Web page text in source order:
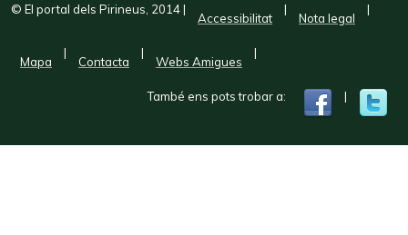
© El portal dels Pirineus, 2014|
Accessibilitat
|
Nota legal
|
Mapa
|
Contacta
|
Webs Amigues
|
També ens pots trobar a: |